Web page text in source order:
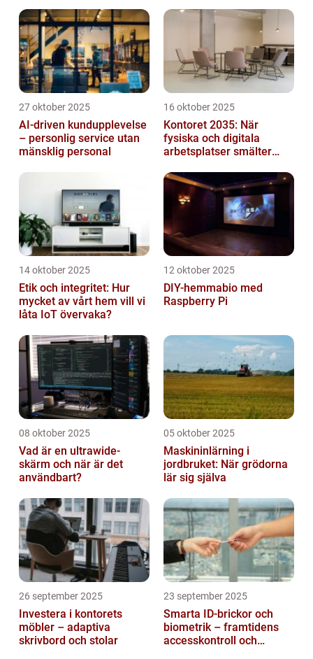
27 oktober 2025
AI-driven kundupplevelse
– personlig service utan
mänsklig personal
16 oktober 2025
Kontoret 2035: När
fysiska och digitala
arbetsplatser smälter
14 oktober 2025
Etik och integritet: Hur
mycket av vårt hem vill vi
låta IoT övervaka?
12 oktober 2025
DIY-hemmabio med
Raspberry Pi
08 oktober 2025
Vad är en ultrawide-
skärm och när är det
användbart?
05 oktober 2025
Maskininlärning i
jordbruket: När grödorna
lär sig själva
26 september 2025
Investera i kontorets
möbler – adaptiva
skrivbord och stolar
23 september 2025
Smarta ID-brickor och
biometrik – framtidens
accesskontroll och